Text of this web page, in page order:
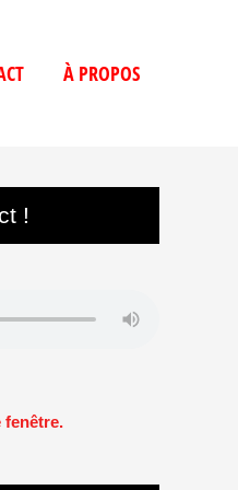
À PROPOS
!
fenêtre.